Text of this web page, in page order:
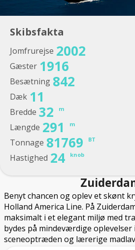
Skibsfakta
Jomfrurejse 2002
Gæster 1916
Besætning 842
Dæk 11
Bredde 32 m
Længde 291 m
Tonnage 81769 BT
Hastighed 24 knob
Benyt chancen og oplev et skønt
Holland America Line. På
maksimalt i et elegant miljø med
bydes på mindeværdige
sceneoptræden og lærerige